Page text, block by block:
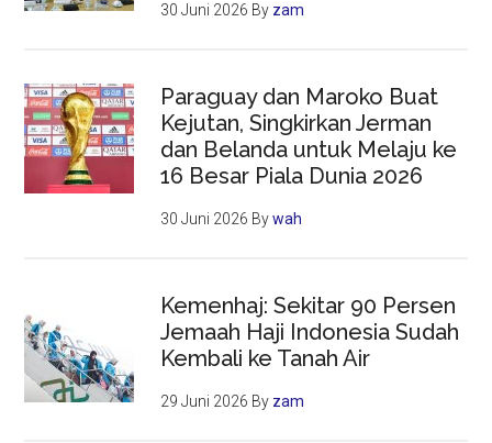
30 Juni 2026 By zam
Paraguay dan Maroko Buat
Kejutan, Singkirkan Jerman
dan Belanda untuk Melaju ke
16 Besar Piala Dunia 2026
30 Juni 2026 Bywah
Kemenhaj: Sekitar 90 Persen
Jemaah Haji Indonesia Sudah
Kembali ke Tanah Air
29 Juni 2026 By zam